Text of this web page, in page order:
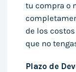
tu compra o
de los
que no
Plazo de